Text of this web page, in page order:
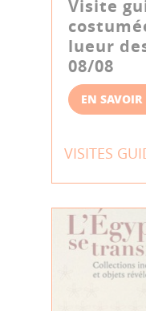
Visite
lueur
08/08
EN SAVOIR
VISITES